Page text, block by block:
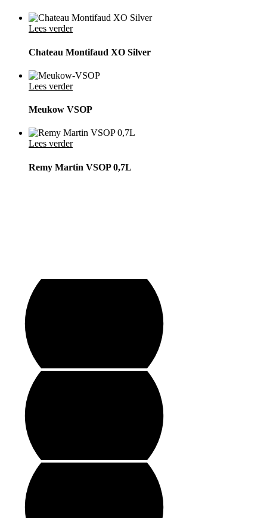
Lees verder
Chateau Montifaud XO Silver
Lees verder
Meukow VSOP
Lees verder
Remy Martin VSOP 0,7L